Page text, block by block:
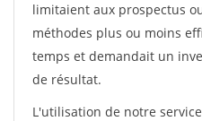
limitaient aux prospectus
méthodes plus ou moins
temps et demandait un
de résultat.
L'utilisation de notre